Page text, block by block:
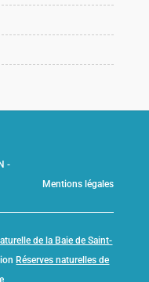
-
Mentions légales
de la Baie de Saint-
Réserves naturelles de